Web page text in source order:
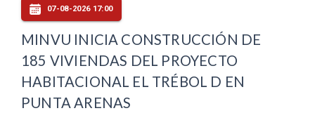
07-08-2026 17:00
MINVU INICIA CONSTRUCCIÓN DE
185 VIVIENDAS DEL PROYECTO
HABITACIONAL EL TRÉBOL D EN
PUNTA ARENAS